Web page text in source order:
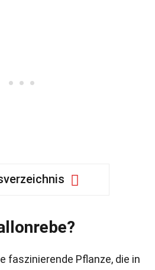
faszinierende Pflanze, die in